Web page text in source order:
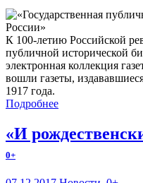
К 100-летию Российской
публичной исторической
электронная коллекция
вошли газеты,
1917 года.
Подробнее
«И
0+